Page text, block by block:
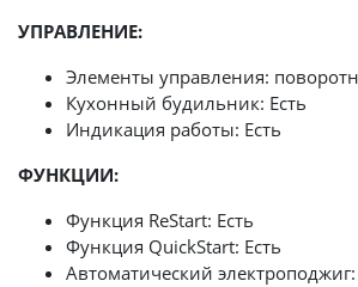
УПРАВЛЕНИЕ:
Элементы управления:
Кухонный будильник: Есть
Индикация работы: Есть
ФУНКЦИИ:
Функция ReStart: Есть
Функция QuickStart: Есть
Автоматический электроподжиг: